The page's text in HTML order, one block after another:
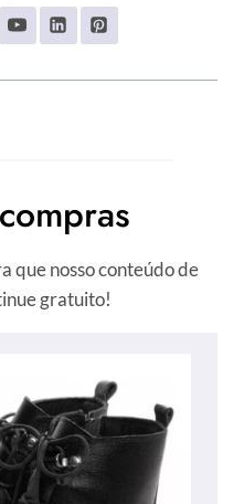
que nosso conteúdo de
gratuito!